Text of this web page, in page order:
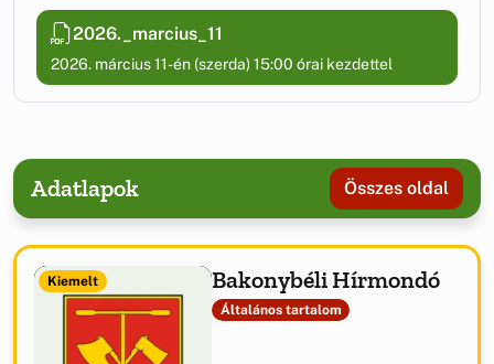
2026._marcius_11
2026. március 11-én (szerda) 15:00 órai kezdettel
Adatlapok Összes oldal
Kiemelt Bakonybéli Hírmondó
Általános tartalom